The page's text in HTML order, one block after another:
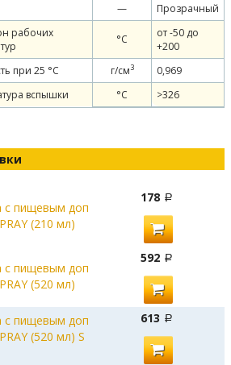
— Прозрачный
рабочих
°С
от -50 до
+200
при 25 °С г/см3
0,969
вспышки °C >326
с пищевым доп
(210 мл)
178
с пищевым доп
(520 мл)
592
с пищевым доп
(520 мл) S
613